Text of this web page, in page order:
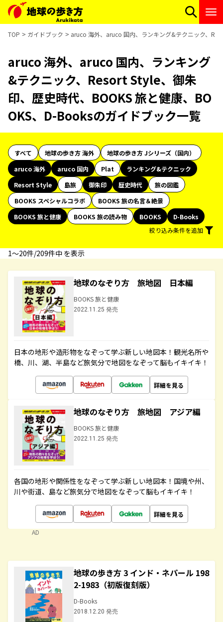
TOP ガイドブック aruco 海外、aruco 国内、ランキング&テクニック、
aruco 海外、aruco 国内、ランキング
&テクニック、Resort Style、御朱
印、歴史時代、BOOKS 旅と健康、BO
OKS、D-Booksのガイドブック一覧
すべて 地球の歩き方 海外
地球の歩き方 Jシリーズ（国内）
aruco 海外
aruco 国内 Plat
ランキング&テクニック
Resort Style
島旅 御朱印 歴史時代
旅の図鑑
BOOKS スペシャルコラボ
BOOKS 旅の名言＆絶景
BOOKS 旅と健康
BOOKS 旅の読み物 BOOKS
D-Books
絞り込み条件を追加
1〜20件/209件中 を表示
地球のなぞり方 旅地図 日本編
BOOKS 旅と健康
2022.11.25 発売
日本の地形や造形物をなぞって学ぶ新しい地図本！観光名所や
橋、川、湖、半島など旅気分で地図をなぞって脳もイキイキ！
詳細を見る
地球のなぞり方 旅地図 アジア編
BOOKS 旅と健康
2022.11.25 発売
各国の地形や関係性をなぞって学ぶ新しい地図本！国境や州、
川や街道、島など旅気分で地図をなぞって脳もイキイキ！
詳細を見る
AD
地球の歩き方 3 インド・ネパール 198
2-1983（初版復刻版）
D-Books
2018.12.20 発売